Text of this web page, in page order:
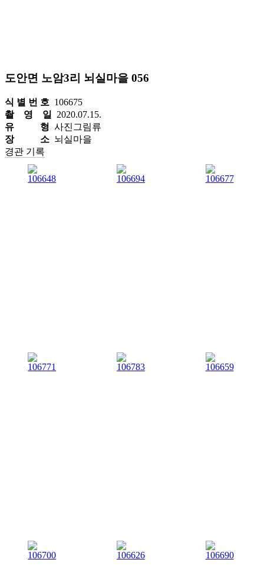
도안면 노암3리 뇌실마을 056
식 별 번 호 106675
촬 영 일
2020.07.15.
유 형 사진그림류
장 소 뇌실마을
경관 기록